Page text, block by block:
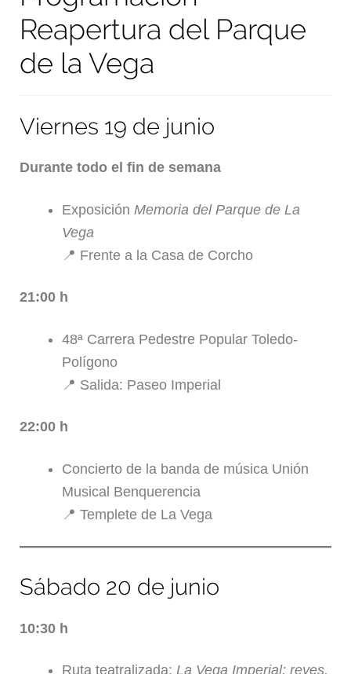
Reapertura del Parque
de la Vega
Viernes 19 de junio
Durante todo el fin de semana
Exposición Memoria del Parque de La
Vega
📍 Frente a la Casa de Corcho
21:00 h
48ª Carrera Pedestre Popular Toledo-
Polígono
📍 Salida: Paseo Imperial
22:00 h
Concierto de la banda de música Unión
Musical Benquerencia
📍 Templete de La Vega
Sábado 20 de junio
10:30 h
Ruta teatralizada: La Vega Imperial: reyes,